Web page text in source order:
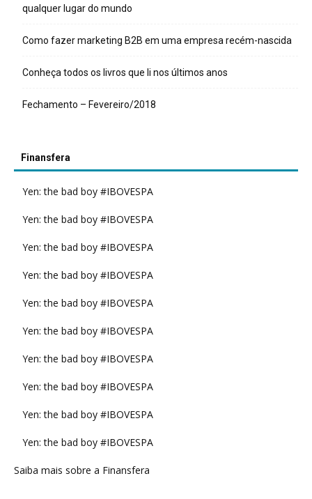
qualquer lugar do mundo
Como fazer marketing B2B em uma empresa recém-nascida
Conheça todos os livros que li nos últimos anos
Fechamento – Fevereiro/2018
Finansfera
Yen: the bad boy #IBOVESPA
Yen: the bad boy #IBOVESPA
Yen: the bad boy #IBOVESPA
Yen: the bad boy #IBOVESPA
Yen: the bad boy #IBOVESPA
Yen: the bad boy #IBOVESPA
Yen: the bad boy #IBOVESPA
Yen: the bad boy #IBOVESPA
Yen: the bad boy #IBOVESPA
Yen: the bad boy #IBOVESPA
Saiba mais sobre a Finansfera